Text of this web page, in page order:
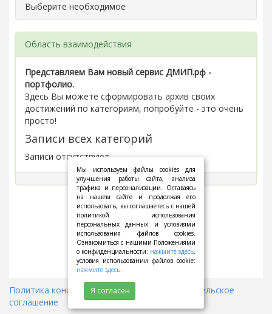
Выберите необходимое
Область взаимодействия
Представляем Вам новый сервис ДМИП.рф -
портфолио.
Здесь Вы можете сформировать архив своих
достижений по категориям, попробуйте - это очень
просто!
Записи всех категорий
Записи отсутствуют.
Политика конфиденциальности
Пользовательское
соглашение
Мы используем файлы cookies для
улучшения работы сайта, анализа
трафика и персонализации. Оставаясь
на нашем сайте и продолжая его
использовать, вы соглашаетесь с нашей
политикой использования
персональных данных и условиями
использования файлов cookies.
Ознакомиться с нашими Положениями
о конфиденциальности: нажмите здесь,
условия использовании файлов cookie:
нажмите здесь.
Я согласен